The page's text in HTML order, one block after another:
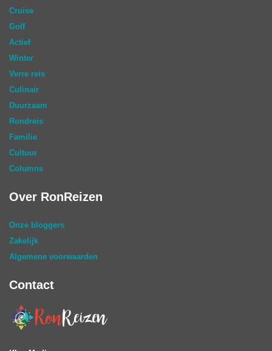
Cruise
Golf
Actief
Winter
Verre reis
Culinair
Duurzaam
Rondreis
Familie
Cultuur
Columns
Over RonReizen
Onze bloggers
Zakelijk
Algemene voorwaarden
Contact